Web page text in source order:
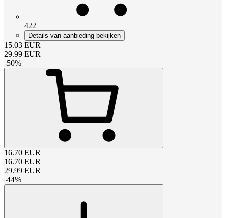
422
Details van aanbieding bekijken
15.03 EUR
29.99 EUR
-50%
16.70 EUR
16.70 EUR
29.99 EUR
-44%